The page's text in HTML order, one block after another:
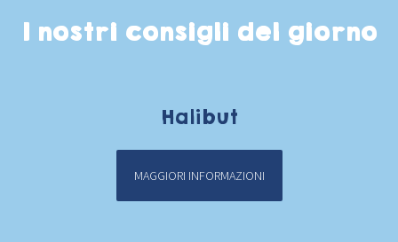
I nostri consigli del giorno
Halibut
MAGGIORI INFORMAZIONI